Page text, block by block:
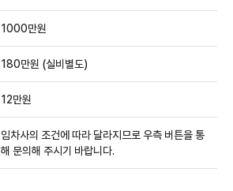
1000만원
180만원 (실비별도)
12만원
임차사의 조건에 따라 달라지므로 우측 버튼을 통
해 문의해 주시기 바랍니다.